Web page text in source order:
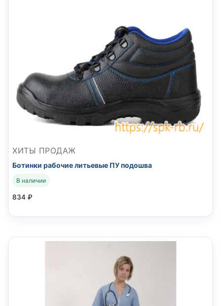
ХИТЫ ПРОДАЖ
Ботинки рабочие литьевые ПУ подошва
В наличии
834 ₽